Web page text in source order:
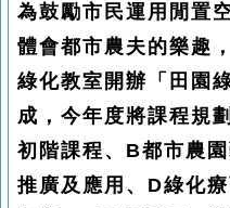
為鼓勵市民運用閒置
體會都市農夫的樂趣
綠化教室開辦「田園
成，今年度將課程規
初階課程、B都市農
推廣及應用、D綠化